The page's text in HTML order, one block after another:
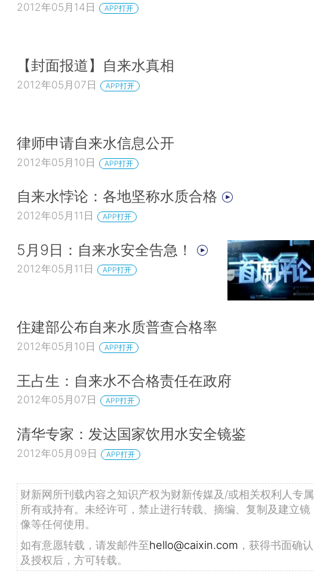
2012年05月14日 APP打开
【封面报道】自来水真相
2012年05月07日 APP打开
律师申请自来水信息公开
2012年05月10日 APP打开
自来水悖论：各地坚称水质合格
2012年05月11日 APP打开
5月9日：自来水安全告急！
2012年05月11日 APP打开
住建部公布自来水质普查合格率
2012年05月10日 APP打开
王占生：自来水不合格责任在政府
2012年05月07日 APP打开
清华专家：发达国家饮用水安全镜鉴
2012年05月09日 APP打开
财新网所刊载内容之知识产权为财新传媒及/或相关权利人专属
所有或持有。未经许可，禁止进行转载、摘编、复制及建立镜
像等任何使用。
如有意愿转载，请发邮件至hello@caixin.com ，获得书面确认
及授权后，方可转载。